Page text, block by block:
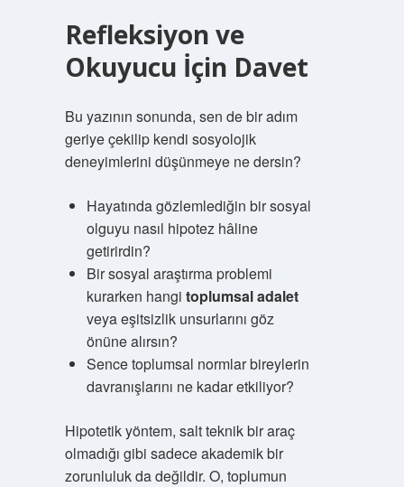
Refleksiyon ve
Okuyucu İçin Davet
Bu yazının sonunda, sen de bir adım
geriye çekilip kendi sosyolojik
deneyimlerini düşünmeye ne dersin?
Hayatında gözlemlediğin bir sosyal
olguyu nasıl hipotez hâline
getirirdin?
Bir sosyal araştırma problemi
kurarken hangi toplumsal adalet
veyaeşitsizlikunsurlarını göz
önüne alırsın?
Sence toplumsal normlar bireylerin
davranışlarını ne kadar etkiliyor?
Hipotetik yöntem, salt teknik bir araç
olmadığı gibi sadece akademik bir
zorunluluk da değildir. O, toplumun